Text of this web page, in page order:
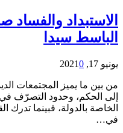
الاستبداد والفساد
الباسط سيدا
يونيو 17, 2021 0
من بين ما يميز المجتمعات
إلى الحكم، وحدود التصرّف في
الخاصة بالدولة، فبينما
في…